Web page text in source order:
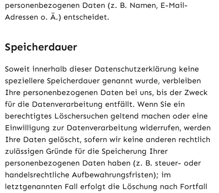
personenbezogenen Daten (z. B. Namen, E-Mail-
Adressen o. Ä.) entscheidet.
Speicherdauer
Soweit innerhalb dieser Datenschutzerklärung keine
speziellere Speicherdauer genannt wurde, verbleiben
Ihre personenbezogenen Daten bei uns, bis der Zweck
für die Datenverarbeitung entfällt. Wenn Sie ein
berechtigtes Löschersuchen geltend machen oder eine
Einwilligung zur Datenverarbeitung widerrufen, werden
Ihre Daten gelöscht, sofern wir keine anderen rechtlich
zulässigen Gründe für die Speicherung Ihrer
personenbezogenen Daten haben (z. B. steuer- oder
handelsrechtliche Aufbewahrungsfristen); im
letztgenannten Fall erfolgt die Löschung nach Fortfall